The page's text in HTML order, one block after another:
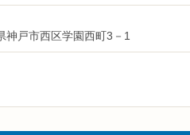
神戸市西区学園西町3－1